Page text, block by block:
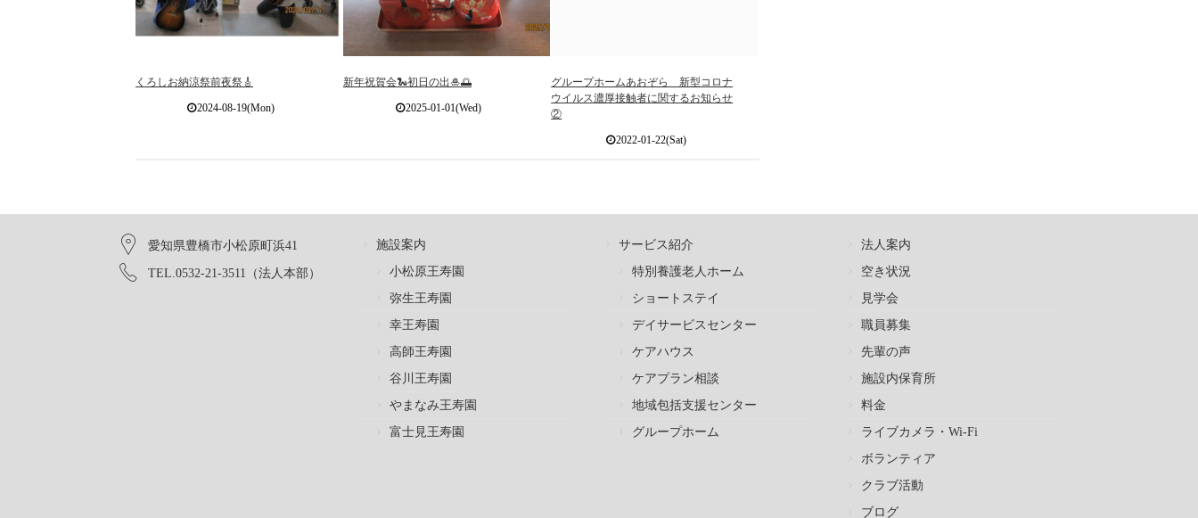
くろしお納涼祭前夜祭🎸
2024-08-19(Mon)
新年祝賀会🐍初日の出🎍🌅
2025-01-01(Wed)
グループホームあおぞら 新型コロナ
ウイルス濃厚接触者に関するお知らせ
②
2022-01-22(Sat)
愛知県豊橋市小松原町浜41
TEL.0532-21-3511（法人本部）
施設案内
小松原王寿園
弥生王寿園
幸王寿園
高師王寿園
谷川王寿園
やまなみ王寿園
富士見王寿園
サービス紹介
特別養護老人ホーム
ショートステイ
デイサービスセンター
ケアハウス
ケアプラン相談
地域包括支援センター
グループホーム
法人案内
空き状況
見学会
職員募集
先輩の声
施設内保育所
料金
ライブカメラ・Wi-Fi
ボランティア
クラブ活動
ブログ